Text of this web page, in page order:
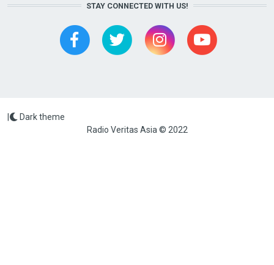
STAY CONNECTED WITH US!
Radio Veritas Asia © 2022
Dark theme